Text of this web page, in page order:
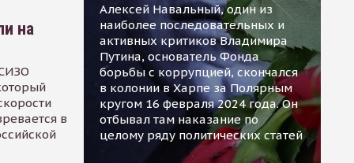
на
в
Алексей Навальный, один из
наиболее последовательных и
активных критиков Владимира
Путина, основатель Фонда
борьбы с коррупцией, скончался
в колонии в Харпе за Полярным
кругом 16 февраля 2024 года. Он
отбывал там наказание по
целому ряду политических статей